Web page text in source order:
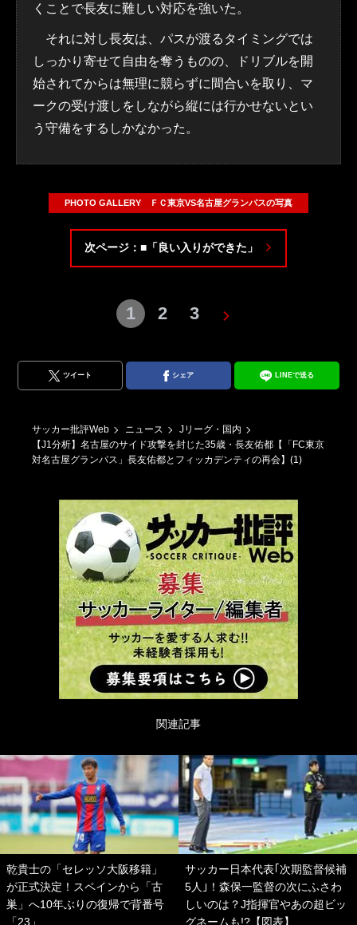
くことで長友に難しい対応を強いた。
それに対し長友は、パスが渡るタイミングでは
しっかり寄せて自由を奪うものの、ドリブルを開
始されてからは無理に競らずに間合いを取り、マ
ークの受け渡しをしながら縦には行かせないとい
う守備をするしかなかった。
PHOTO GALLERY ＦＣ東京VS名古屋グランパスの写真
次ページ：■「良い入りができた」
1 2 3
ツイート シェア LINEで送る
サッカー批評Web ニュース
Jリーグ・国内
【J1分析】名古屋のサイド攻撃を封じた35歳・長友佑都【「FC東京
対名古屋グランパス」長友佑都とフィッカデンティの再会】(1)
関連記事
乾貴士の「セレッソ大阪移籍」
が正式決定！スペインから「古
巣」へ10年ぶりの復帰で背番号
「23」
サッカー日本代表｢次期監督候補
5人｣！森保一監督の次にふさわ
しいのは？J指揮官やあの超ビッ
グネームも!?【図表】